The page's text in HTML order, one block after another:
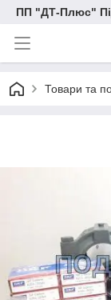
ПП "ДТ-Плюс"
Товари та